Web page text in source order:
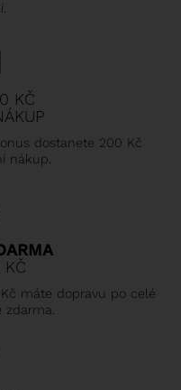
KČ
dostanete 200 Kč
nákup.
máte dopravu po celé